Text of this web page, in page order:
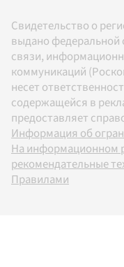
Свидетельство о
выдано федеральной
связи,
коммуникаций
несет
содержащейся в
предоставляет
Информация об
На информационном
рекомендательные
Правилами